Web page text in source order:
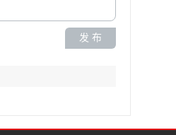
发 布